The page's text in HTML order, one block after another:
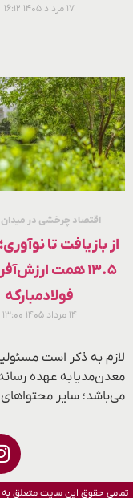
۱۷ مرداد ۱۴۰۵ ۱۶:۱۲
اقتصاد چرخشی در
از بازیافت تا
۱۳.۵ همت
فولادمبارکه
۱۴ مرداد ۱۴۰۵ ۱۳:۰۰
لازم به ذکر است
معدن‌مدیا به عهده
می‌باشد؛ سایر
تمامی حقوق این سایت متعلق به